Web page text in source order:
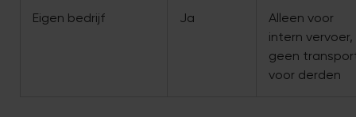
Eigen bedrijf Ja
Alleen voor
intern vervoer,
geen
voor derden